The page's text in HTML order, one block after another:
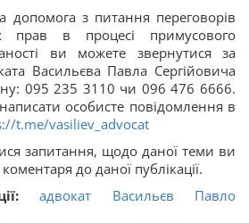
допомога з питання переговорів
прав в процесі примусового
ви можете звернутися за
Васильєва Павла Сергійовича
095 235 3110 чи 096 476 6666.
особисте повідомлення в
t.me/vasiliev_advocat
запитання, щодо даної теми ви
до даної публікації.
адвокат Васильєв Павло